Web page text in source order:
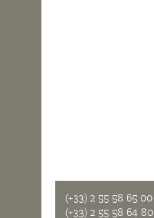
(+33) 2 55 58 65 00
(+33) 2 55 58 64 80